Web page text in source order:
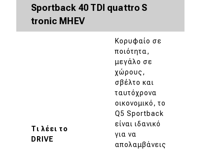
Sportback 40 TDI quattro S
tronic MHEV
Τι λέει το
DRIVE
Κορυφαίο σε
ποιότητα,
μεγάλο σε
χώρους,
σβέλτο και
ταυτόχρονα
οικονομικό, το
Q5 Sportback
είναι ιδανικό
για να
απολαμβάνεις